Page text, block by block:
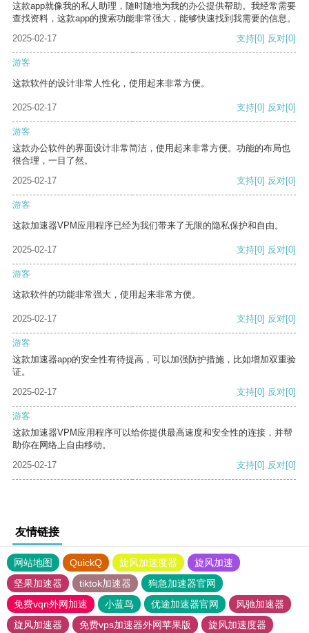
这款app就像我的私人助理，随时随地为我的办公提供帮助。我经常需要
查找资料，这款app的搜索功能非常强大，能够快速找到我需要的信息。
2025-02-17
支持[0] 反对[0]
游客
这款软件的设计非常人性化，使用起来非常方便。
2025-02-17 支持[0] 反对[0]
游客
这款办公软件的界面设计非常简洁，使用起来非常方便。功能的布局也
很合理，一目了然。
2025-02-17
支持[0] 反对[0]
游客
这款加速器VPM应用程序已经为我们带来了无限的隐私保护和自由。
2025-02-17 支持[0] 反对[0]
游客
这款软件的功能非常强大，使用起来非常方便。
2025-02-17 支持[0] 反对[0]
游客
这款加速器app的安全性有待提高，可以加强防护措施，比如增加双重验
证。
2025-02-17
支持[0] 反对[0]
游客
这款加速器VPM应用程序可以给你提供最高速度和安全性的连接，并帮
助你在网络上自由移动。
2025-02-17
支持[0] 反对[0]
友情链接
网站地图 QuickQ 旋风加速度器
旋风加速
坚果加速器
tiktok加速器
狗急加速器官网
免费vqn外网加速
小蓝鸟 优途加速器官网
风驰加速器
旋风加速器
免费vps加速器外网苹果版 旋风加速度器